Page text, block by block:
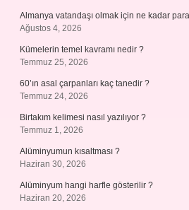
Almanya vatandaşı olmak için ne kadar
Ağustos 4, 2026
Kümelerin temel kavramı nedir ?
Temmuz 25, 2026
60’ın asal çarpanları kaç tanedir ?
Temmuz 24, 2026
Birtakım kelimesi nasıl yazılıyor ?
Temmuz 1, 2026
Alüminyumun kısaltması ?
Haziran 30, 2026
Alüminyum hangi harfle gösterilir ?
Haziran 20, 2026